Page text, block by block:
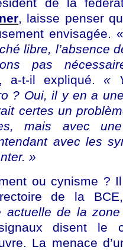
, laisse penser
envisagée. «
libre, l’absence
pas
, a-t-il expliqué. «
? Oui, il y en a
certes un
mais avec
avec les
»
ou cynisme ?
de la
actuelle de la
disent le
La menace